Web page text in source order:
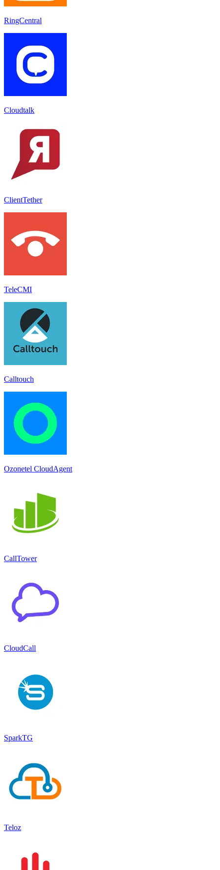
RingCentral
Cloudtalk
ClientTether
TeleCMI
Calltouch
Ozonetel CloudAgent
CallTower
CloudCall
SparkTG
Teloz